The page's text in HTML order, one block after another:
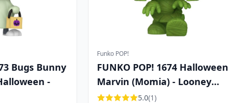
Bugs Bunny
-
Funko POP!
FUNKO POP! 1674 Halloween
Marvin (Momia) - Looney
Tunes
5.0(1)